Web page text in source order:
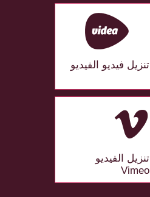
تنزيل فيديو الفيديو
تنزيل الفيديو
Vimeo